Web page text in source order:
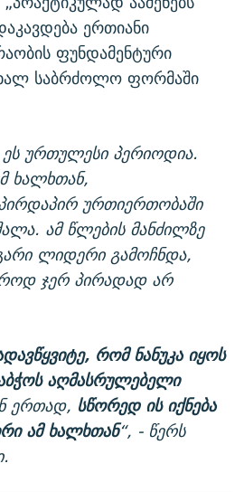
ერთიანი
ფუნდამენტური
საბრძოლო ფორმაში
ურთულესი პერიოდია.
ხალხთან,
ურთიერთობაში
ამ წლების მანძილზე
ლიდერი გამოჩნდა,
ჯერ პირადად არ
რომ ნანუკა იყოს
აღმასრულებელი
ერთად, სწორედ ის იქნება
ამ ხალხთან“, - წერს